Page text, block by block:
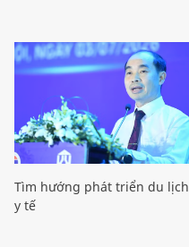
Tìm hướng phát triển du lịch
y tế